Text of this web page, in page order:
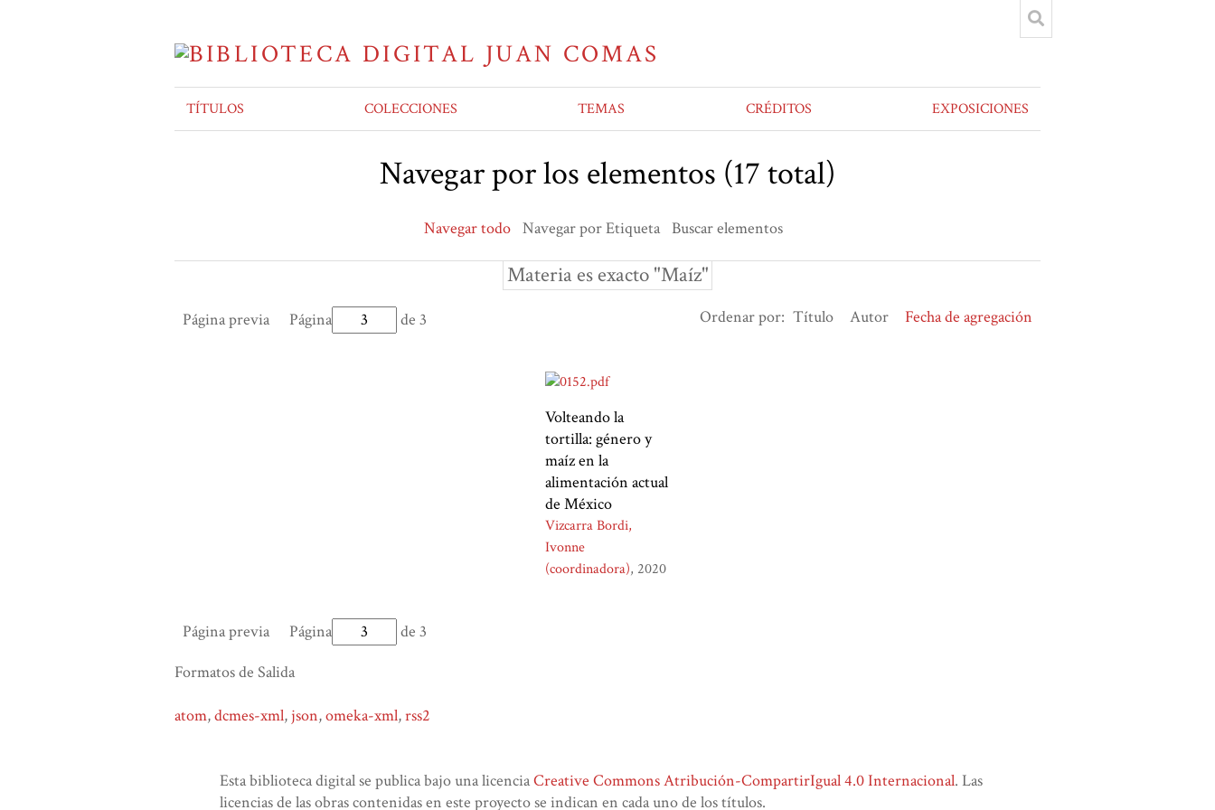
TÍTULOS COLECCIONES TEMAS CRÉDITOS EXPOSICIONES
Navegar por los elementos (17 total)
Navegar todo Navegar por Etiqueta Buscar elementos
Materia es exacto "Maíz"
Página previa Página de 3 Ordenar por: Título Autor Fecha de agregación
Volteando la
tortilla: género y
maíz en la
alimentación actual
de México
Vizcarra Bordi,
Ivonne
(coordinadora) 2020
Página previa Página
de 3
Formatos de Salida
atom,dcmes-xml, json,omeka-xml,rss2
Esta biblioteca digital se publica bajo una licenciaCreative Commons Atribución-CompartirIgual 4.0 Internacional. Las
licencias de las obras contenidas en este proyecto se indican en cada uno de los títulos.